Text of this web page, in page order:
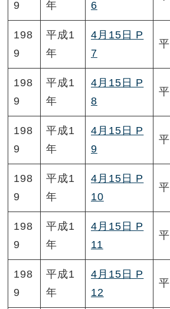
9
年
6
198
9
平成1
年
4月15日 P
7
198
9
平成1
年
4月15日 P
8
198
9
平成1
年
4月15日 P
9
198
9
平成1
年
4月15日 P
10
198
9
平成1
年
4月15日 P
11
198
9
平成1
年
4月15日 P
12